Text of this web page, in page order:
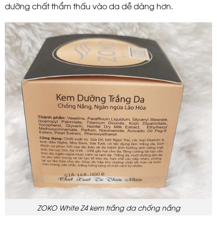
dưỡng chất thẩm thấu vào da dễ dàng hơn.
ZOKO White Z4 kem trắng da chống nắng